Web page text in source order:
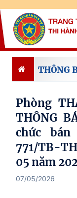
THÔNG
Phòng
THÔNG
chức
771/TB-
05 năm
07/05/2026